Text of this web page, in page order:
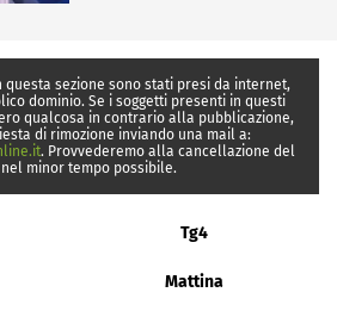
questa sezione sono stati presi da internet,
dominio. Se i soggetti presenti in questi
qualcosa in contrario alla pubblicazione,
di rimozione inviando una mail a:
. Provvederemo alla cancellazione del
minor tempo possibile.
Tg4
Mattina